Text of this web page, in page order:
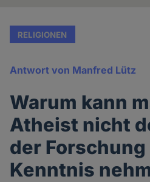
RELIGIONEN
Antwort von Manfred Lütz
Warum kann
Atheist nicht
der
Kenntnis